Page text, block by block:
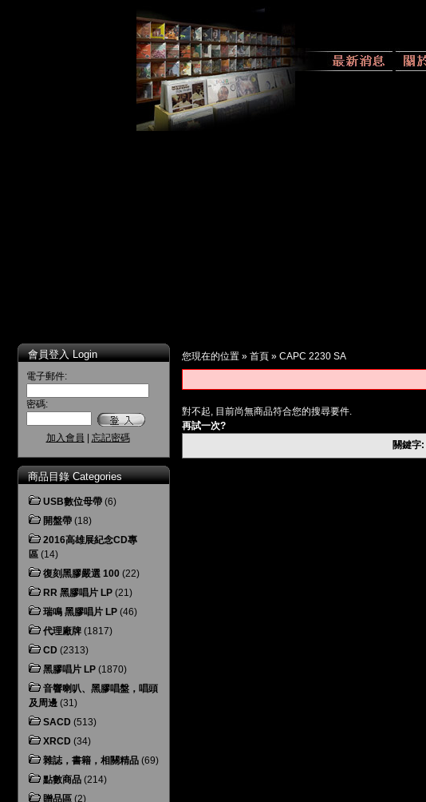
會員登入 Login
電子郵件:
密碼:
加入會員 忘記密碼
商品目錄 Categories
USB數位母帶 (6)
開盤帶 (18)
2016高雄展紀念CD專
區 (14)
復刻黑膠嚴選 100 (22)
RR 黑膠唱片 LP (21)
瑞鳴 黑膠唱片 LP (46)
代理廠牌 (1817)
CD (2313)
黑膠唱片 LP (1870)
音響喇叭、黑膠唱盤，唱頭
及周邊 (31)
SACD (513)
XRCD (34)
雜誌，書籍，相關精品 (69)
點數商品 (214)
贈品區 (2)
您現在的位置 » 首頁 » CAPC 2230 SA
對不起, 目前尚無商品符合您的搜尋要件.
再試一次?
關鍵字: